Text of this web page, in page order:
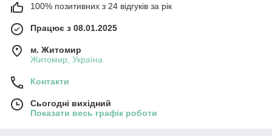
100% позитивних з 24 відгуків за рік
Працює з 08.01.2025
м. Житомир
Житомир, Україна
Контакти
Сьогодні вихідний
Показати весь графік роботи